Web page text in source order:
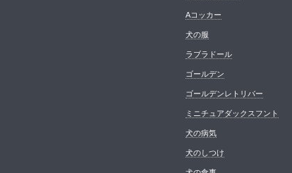
Aコッカー
犬の服
ラブラドール
ゴールデン
ゴールデンレトリバー
ミニチュアダックスフント
犬の病気
犬のしつけ